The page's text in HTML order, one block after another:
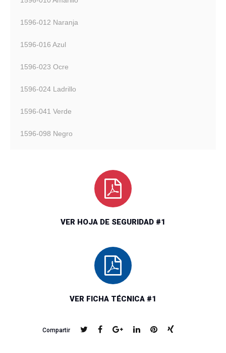
1596-012 Naranja
1596-016 Azul
1596-023 Ocre
1596-024 Ladrillo
1596-041 Verde
1596-098 Negro
VER HOJA DE SEGURIDAD #1
VER FICHA TÉCNICA #1
Compartir